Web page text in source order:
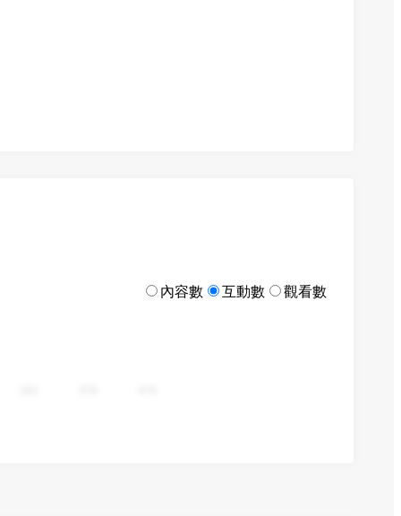
內容數 互動數 觀看數